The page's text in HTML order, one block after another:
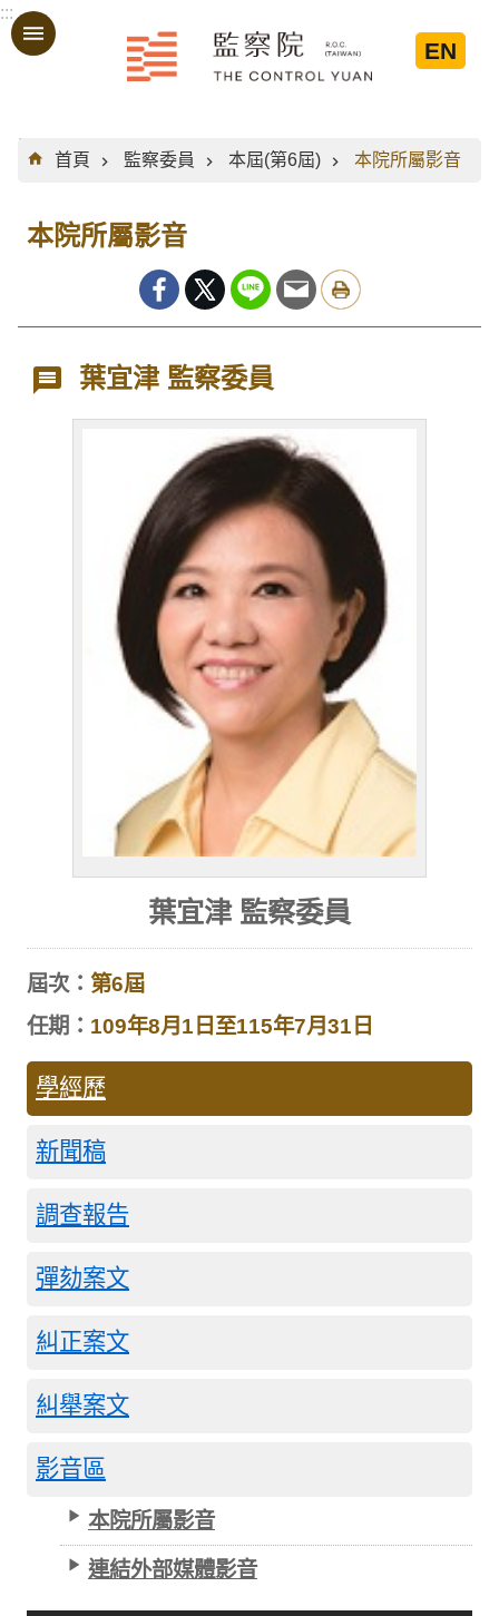
跳到主要內容區塊
:::
EN
:::
首頁
監察委員 本屆(第6屆) 本院所屬影音
本院所屬影音
葉宜津 監察委員
葉宜津 監察委員
屆次： 第6屆
任期： 109年8月1日至115年7月31日
學經歷
新聞稿
調查報告
彈劾案文
糾正案文
糾舉案文
影音區
本院所屬影音
連結外部媒體影音